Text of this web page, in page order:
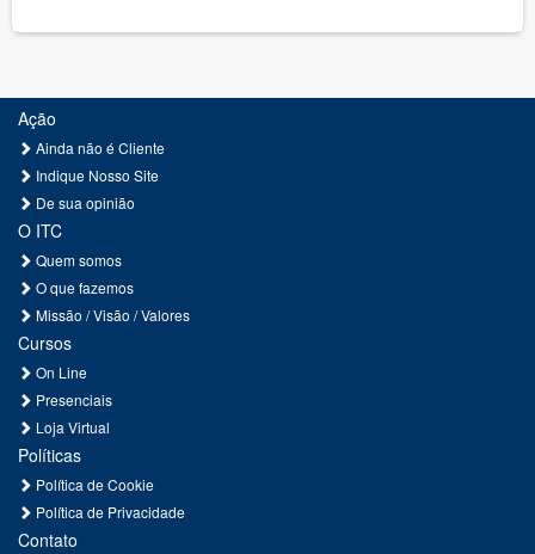
Ação
Ainda não é Cliente
Indique Nosso Site
De sua opinião
O ITC
Quem somos
O que fazemos
Missão / Visão / Valores
Cursos
On Line
Presenciais
Loja Virtual
Políticas
Política de Cookie
Política de Privacidade
Contato